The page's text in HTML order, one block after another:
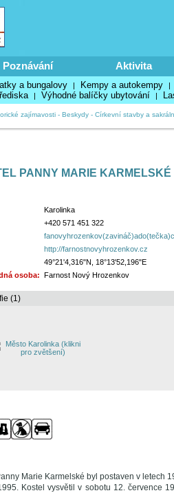
Poznávání Aktivita
a bungalovy | Kempy a autokempy |
| Výhodné balíčky ubytování |
zajímavosti- Beskydy- Církevní stavby a
PANNY MARIE
Karolinka
+420 571 451 322
http://farnostnovyhrozenkov.cz
49°21'4,316"N, 18°13'52,196"E
osoba: Farnost Nový Hrozenkov
(1)
Marie Karmelské byl postaven v letech
Kostel vysvětil v sobotu 12. července